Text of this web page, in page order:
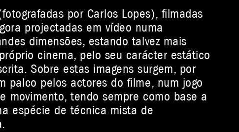
por Carlos Lopes), filmadas
projectadas em vídeo numa
dimensões, estando talvez mais
cinema, pelo seu carácter estático
Sobre estas imagens surgem, por
palco pelos actores do filme, num jogo
movimento, tendo sempre como base a
espécie de técnica mista de